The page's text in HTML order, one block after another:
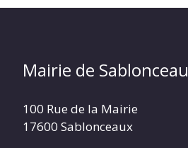
Mairie de
100 Rue de la Mairie
17600 Sablonceaux